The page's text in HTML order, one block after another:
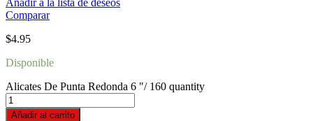
Comparar
$4.95
Disponible
Alicates De Punta Redonda 6 "/ 160 quantity
Añadir al carrito